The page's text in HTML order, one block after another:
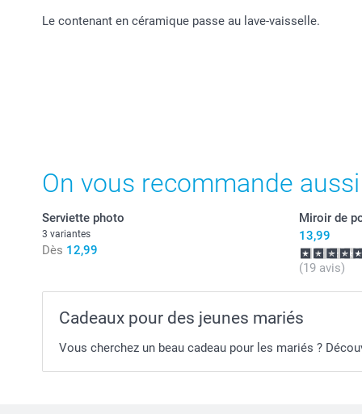
Le contenant en céramique passe au lave-vaisselle.
On vous recommande aussi
Serviette photo
3 variantes
Dès 12,99
Miroir de
13,99
(19 avis)
Cadeaux pour des jeunes mariés
Vous cherchez un beau cadeau pour les mariés ?